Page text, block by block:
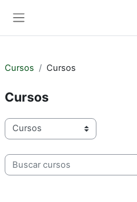
Cursos Cursos
Cursos
Categorias de Cursos
Buscar cursos